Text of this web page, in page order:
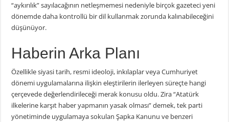
“aykırılık” sayılacağının netleşmemesi nedeniyle birçok gazeteci yeni
dönemde daha kontrollü bir dil kullanmak zorunda kalınabileceğini
düşünüyor.
Haberin Arka Planı
Özellikle siyasi tarih, resmi ideoloji, inkılaplar veya Cumhuriyet
dönemi uygulamalarına ilişkin eleştirilerin ilerleyen süreçte hangi
çerçevede değerlendirileceği merak konusu oldu. Zira “Atatürk
ilkelerine karşıt haber yapmanın yasak olması” demek, tek parti
yönetiminde uygulamaya sokulan Şapka Kanunu ve benzeri